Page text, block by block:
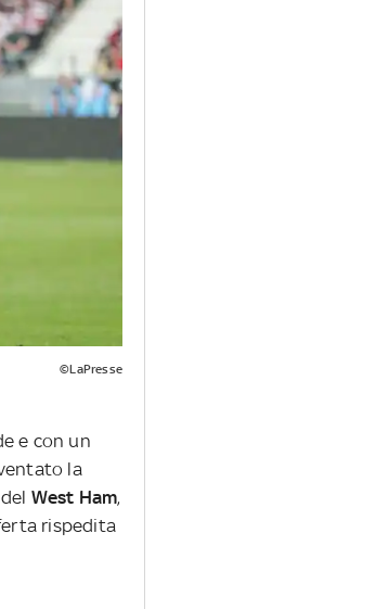
©LaPresse
e con un
la
West Ham,
rispedita